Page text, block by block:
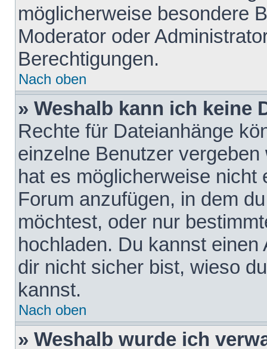
möglicherweise besondere
Moderator oder
Berechtigungen.
Nach oben
» Weshalb kann ich keine
Rechte für Dateianhänge
einzelne Benutzer
hat es möglicherweise nicht
Forum anzufügen, in dem
möchtest, oder nur
hochladen. Du kannst
dir nicht sicher bist, wieso
kannst.
Nach oben
» Weshalb wurde ich